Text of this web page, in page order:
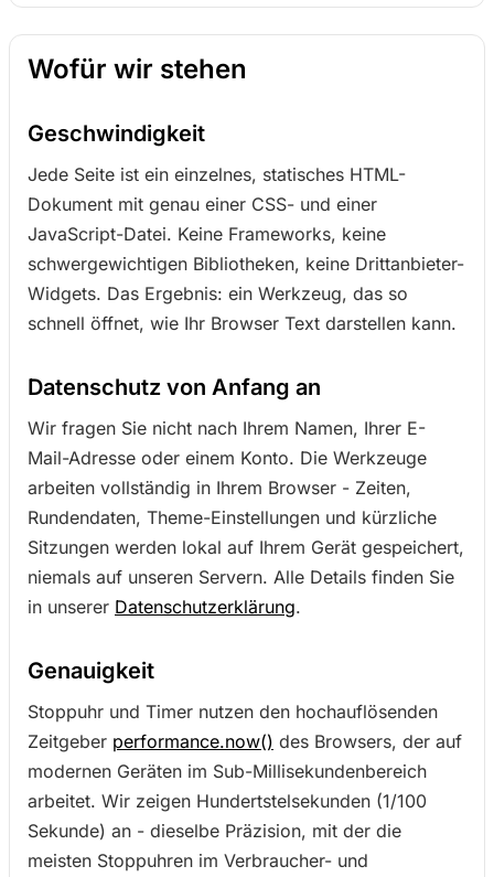
Wofür wir stehen
Geschwindigkeit
Jede Seite ist ein einzelnes, statisches HTML-
Dokument mit genau einer CSS- und einer
JavaScript-Datei. Keine Frameworks, keine
schwergewichtigen Bibliotheken, keine Drittanbieter-
Widgets. Das Ergebnis: ein Werkzeug, das so
schnell öffnet, wie Ihr Browser Text darstellen kann.
Datenschutz von Anfang an
Wir fragen Sie nicht nach Ihrem Namen, Ihrer E-
Mail-Adresse oder einem Konto. Die Werkzeuge
arbeiten vollständig in Ihrem Browser - Zeiten,
Rundendaten, Theme-Einstellungen und kürzliche
Sitzungen werden lokal auf Ihrem Gerät gespeichert,
niemals auf unseren Servern. Alle Details finden Sie
in unserer Datenschutzerklärung.
Genauigkeit
Stoppuhr und Timer nutzen den hochauflösenden
Zeitgeber performance.now() des Browsers, der auf
modernen Geräten im Sub-Millisekundenbereich
arbeitet. Wir zeigen Hundertstelsekunden (1/100
Sekunde) an - dieselbe Präzision, mit der die
meisten Stoppuhren im Verbraucher- und